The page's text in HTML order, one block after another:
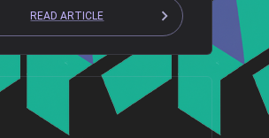
READ ARTICLE